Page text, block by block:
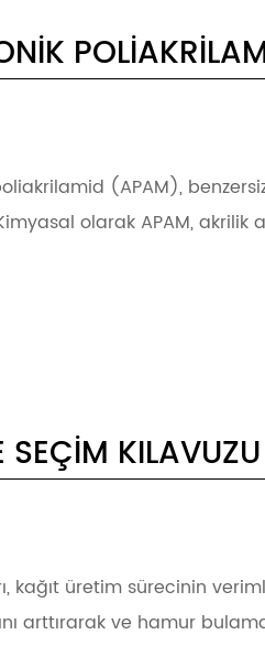
(APAM),
olarak APAM,
SEÇIM KILAVUZU
kağıt üretim sürecinin
arttırarak ve hamur